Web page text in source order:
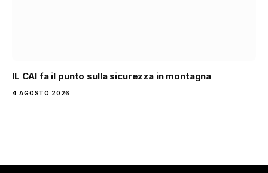
IL CAI fa il punto sulla sicurezza in montagna
4 AGOSTO 2026